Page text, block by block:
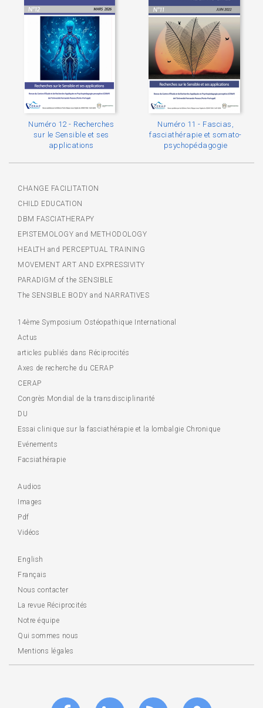
Numéro 12 - Recherches
sur le Sensible et ses
applications
Numéro 11 - Fascias,
fasciathérapie et somato-
psychopédagogie
CHANGE FACILITATION
CHILD EDUCATION
DBM FASCIATHERAPY
EPISTEMOLOGY and METHODOLOGY
HEALTH and PERCEPTUAL TRAINING
MOVEMENT ART AND EXPRESSIVITY
PARADIGM of the SENSIBLE
The SENSIBLE BODY and NARRATIVES
14ème Symposium Ostéopathique International
Actus
articles publiés dans Réciprocités
Axes de recherche du CERAP
CERAP
Congrès Mondial de la transdisciplinarité
DU
Essai clinique sur la fasciathérapie et la lombalgie Chronique
Evénements
Facsiathérapie
Audios
Images
Pdf
Vidéos
English
Français
Nous contacter
La revue Réciprocités
Notre équipe
Qui sommes nous
Mentions légales